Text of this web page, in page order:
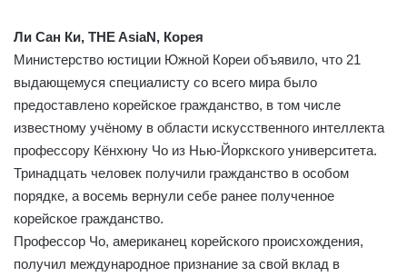
Ли Сан Ки, THE AsiaN, Корея
Министерство юстиции Южной Кореи объявило, что 21
выдающемуся специалисту со всего мира было
предоставлено корейское гражданство, в том числе
известному учёному в области искусственного интеллекта
профессору Кёнхюну Чо из Нью-Йоркского университета.
Тринадцать человек получили гражданство в особом
порядке, а восемь вернули себе ранее полученное
корейское гражданство.
Профессор Чо, американец корейского происхождения,
получил международное признание за свой вклад в